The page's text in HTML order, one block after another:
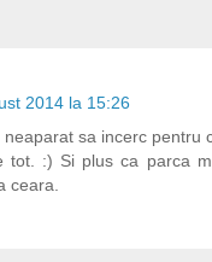
2014 la 15:26
neaparat sa incerc pentru
tot. :) Si plus ca parca
ceara.